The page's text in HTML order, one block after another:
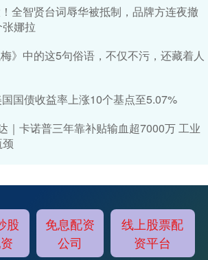
全智贤台词辱华被抵制，品牌方连夜撤
娜拉
》中的这5句俗语，不仅不污，还藏着人
国债收益率上涨10个基点至5.07%
｜卡诺普三年靠补贴输血超7000万 工业
股
免息配资
公司
线上股票配
资平台